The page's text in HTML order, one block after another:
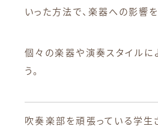
いった方法で、楽器への影響
個々の楽器や演奏スタイルに
う。
吹奏楽部を頑張っている学生